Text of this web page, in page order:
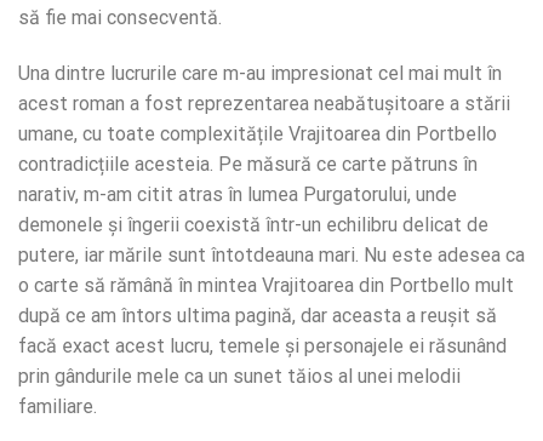
să fie mai consecventă.
Una dintre lucrurile care m-au impresionat cel mai mult în
acest roman a fost reprezentarea neabătușitoare a stării
umane, cu toate complexitățile Vrajitoarea din Portbello
contradicțiile acesteia. Pe măsură ce carte pătruns în
narativ, m-am citit atras în lumea Purgatorului, unde
demonele și îngerii coexistă într-un echilibru delicat de
putere, iar mările sunt întotdeauna mari. Nu este adesea ca
o carte să rămână în mintea Vrajitoarea din Portbello mult
după ce am întors ultima pagină, dar aceasta a reușit să
facă exact acest lucru, temele și personajele ei răsunând
prin gândurile mele ca un sunet tăios al unei melodii
familiare.